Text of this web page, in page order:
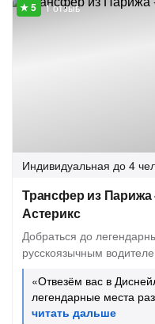
1 отзыв
Индивидуальная до 4
Трансфер из
Астерикс
Добраться до
русскоязычным
«Отвезём вас в
легендарные места